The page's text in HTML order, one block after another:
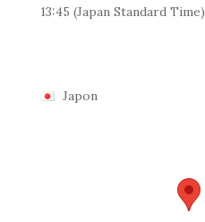
13:45 (Japan Standard Time)
Japon